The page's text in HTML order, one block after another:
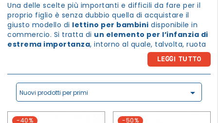
DECORANDO
LE
PARETI
GIOCHI
FESTE
OUTDOOR
Una delle scelte più importanti e difficili da fare per il
proprio figlio è senza dubbio quella di acquistare il
giusto modello di lettino per bambini disponibile in
commercio. Si tratta di un elemento per l’infanzia di
estrema importanza, intorno al quale, talvolta, ruota
l’intera progettazione della stanza del bambino. Una
caratteristica fondamentale per i lettini destinati al
sonno o riposo del bambino è certamente la presenza
di sponde o sbarre di sicurezza. Esistono peraltro delle
specifiche normative a riguardo. Dunque, per evitare di
acquistare prodotti che non siano conformi alla legge
(e anche di scarsa qualità) è consigliabile accertarsi
LEGGI TUTTO
Nuovi prodotti per primi 
-40% -50%